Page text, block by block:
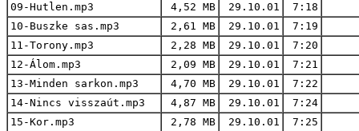
09-Hutlen.mp3
4,52 MB 29.10.01
7:18
10-Buszke sas.mp3
2,61 MB 29.10.01
7:19
11-Torony.mp3
2,28 MB 29.10.01
7:20
12-Álom.mp3
2,09 MB 29.10.01
7:21
13-Minden sarkon.mp3
4,70 MB 29.10.01
7:22
14-Nincs visszaút.mp3
4,87 MB 29.10.01
7:24
15-Kor.mp3
2,78 MB 29.10.01
7:25